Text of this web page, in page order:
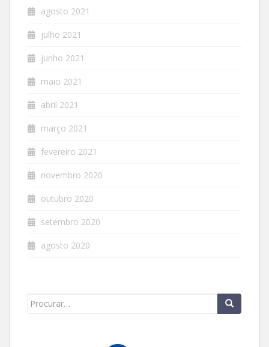
agosto 2021
julho 2021
junho 2021
maio 2021
abril 2021
março 2021
fevereiro 2021
novembro 2020
outubro 2020
setembro 2020
agosto 2020